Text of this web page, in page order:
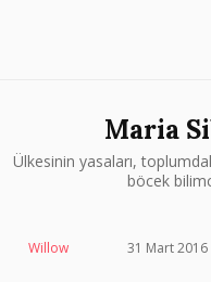
Maria
Ülkesinin yasaları,
böcek
Willow 31 Mart 2016